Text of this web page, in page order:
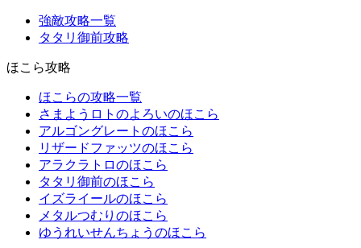
強敵攻略一覧
タタリ御前攻略
ほこら攻略
ほこらの攻略一覧
さまようロトのよろいのほこら
アルゴングレートのほこら
リザードファッツのほこら
アラクラトロのほこら
タタリ御前のほこら
イズライールのほこら
メタルつむりのほこら
ゆうれいせんちょうのほこら